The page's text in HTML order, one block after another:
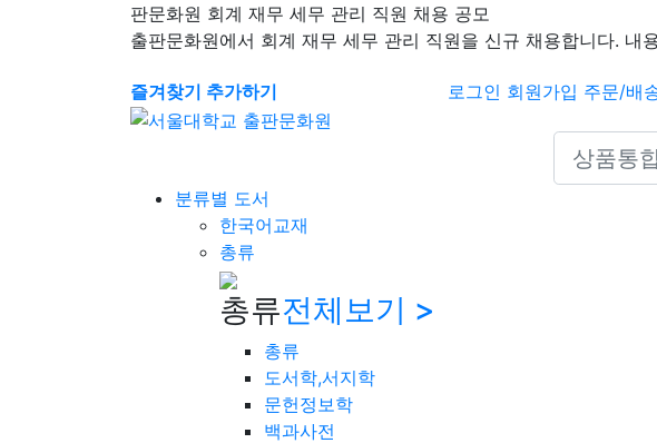
판문화원 회계 재무 세무 관리 직원 채용 공모
출판문화원에서 회계 재무 세무 관리 직원을 신규 채용합니다. 내
즐겨찾기 추가하기 로그인 회원가입 주문/배
Search
분류별 도서
한국어교재
총류
총류전체보기 >
총류
도서학,서지학
문헌정보학
백과사전